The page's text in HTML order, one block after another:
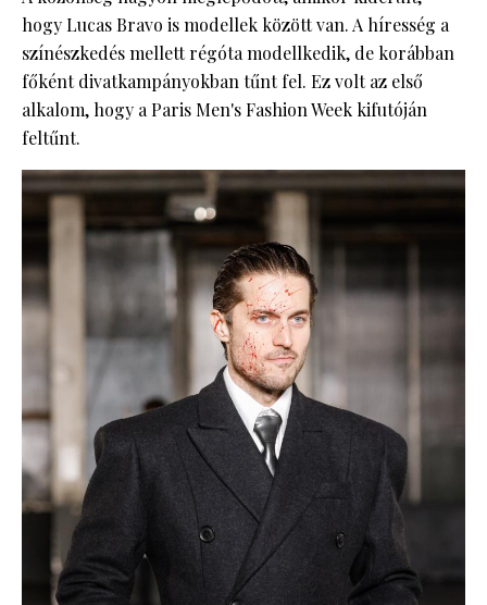
hogy Lucas Bravo is modellek között van. A híresség a
színészkedés mellett régóta modellkedik, de korábban
főként divatkampányokban tűnt fel. Ez volt az első
alkalom, hogy a Paris Men's Fashion Week kifutóján
feltűnt.